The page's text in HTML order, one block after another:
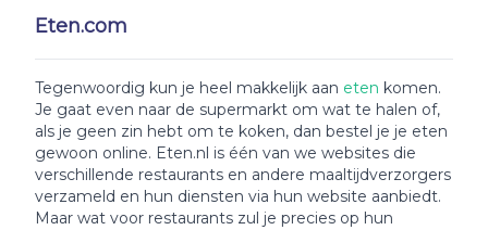
Eten.com
Tegenwoordig kun je heel makkelijk aan eten komen.
Je gaat even naar de supermarkt om wat te halen of,
als je geen zin hebt om te koken, dan bestel je je eten
gewoon online. Eten.nl is één van we websites die
verschillende restaurants en andere maaltijdverzorgers
verzameld en hun diensten via hun website aanbiedt.
Maar wat voor restaurants zul je precies op hun